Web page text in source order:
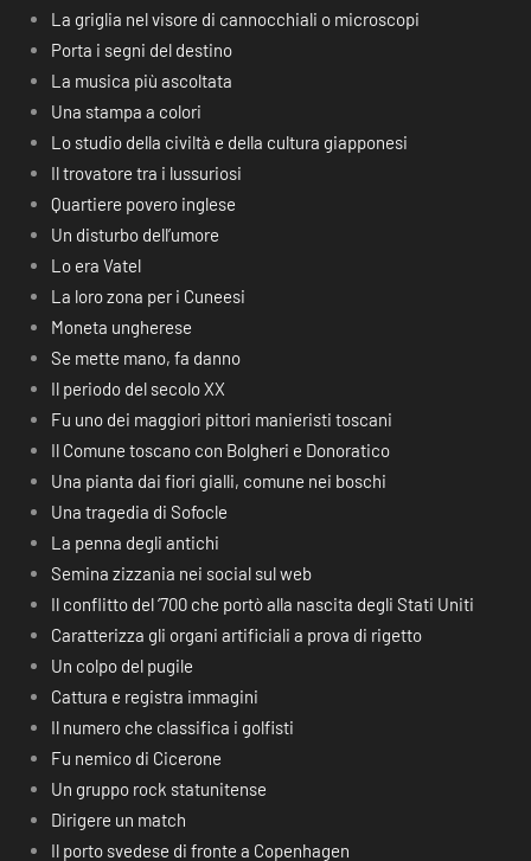
La griglia nel visore di cannocchiali o microscopi
Porta i segni del destino
La musica più ascoltata
Una stampa a colori
Lo studio della civiltà e della cultura giapponesi
Il trovatore tra i lussuriosi
Quartiere povero inglese
Un disturbo dell’umore
Lo era Vatel
La loro zona per i Cuneesi
Moneta ungherese
Se mette mano, fa danno
Il periodo del secolo XX
Fu uno dei maggiori pittori manieristi toscani
Il Comune toscano con Bolgheri e Donoratico
Una pianta dai fiori gialli, comune nei boschi
Una tragedia di Sofocle
La penna degli antichi
Semina zizzania nei social sul web
Il conflitto del ‘700 che portò alla nascita degli Stati Uniti
Caratterizza gli organi artificiali a prova di rigetto
Un colpo del pugile
Cattura e registra immagini
Il numero che classifica i golfisti
Fu nemico di Cicerone
Un gruppo rock statunitense
Dirigere un match
Il porto svedese di fronte a Copenhagen